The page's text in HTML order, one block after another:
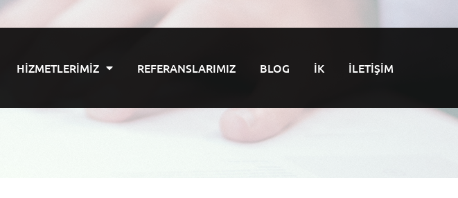
HIZMETLERIMIZ REFERANSLARIMIZ BLOG İK İLETIŞIM